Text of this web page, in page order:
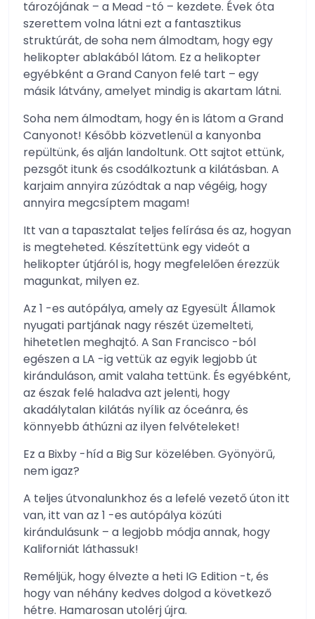
tározójának – a Mead -tó – kezdete. Évek óta
szerettem volna látni ezt a fantasztikus
struktúrát, de soha nem álmodtam, hogy egy
helikopter ablakából látom. Ez a helikopter
egyébként a Grand Canyon felé tart – egy
másik látvány, amelyet mindig is akartam látni.
Soha nem álmodtam, hogy én is látom a Grand
Canyonot! Később közvetlenül a kanyonba
repültünk, és alján landoltunk. Ott sajtot ettünk,
pezsgőt itunk és csodálkoztunk a kilátásban. A
karjaim annyira zúzódtak a nap végéig, hogy
annyira megcsíptem magam!
Itt van a tapasztalat teljes felírása és az, hogyan
is megteheted. Készítettünk egy videót a
helikopter útjáról is, hogy megfelelően érezzük
magunkat, milyen ez.
Az 1 -es autópálya, amely az Egyesült Államok
nyugati partjának nagy részét üzemelteti,
hihetetlen meghajtó. A San Francisco -ból
egészen a LA -ig vettük az egyik legjobb út
kiránduláson, amit valaha tettünk. És egyébként,
az észak felé haladva azt jelenti, hogy
akadálytalan kilátás nyílik az óceánra, és
könnyebb áthúzni az ilyen felvételeket!
Ez a Bixby -híd a Big Sur közelében. Gyönyörű,
nem igaz?
A teljes útvonalunkhoz és a lefelé vezető úton itt
van, itt van az 1 -es autópálya közúti
kirándulásunk – a legjobb módja annak, hogy
Kaliforniát láthassuk!
Reméljük, hogy élvezte a heti IG Edition -t, és
hogy van néhány kedves dolgod a következő
hétre. Hamarosan utolérj újra.